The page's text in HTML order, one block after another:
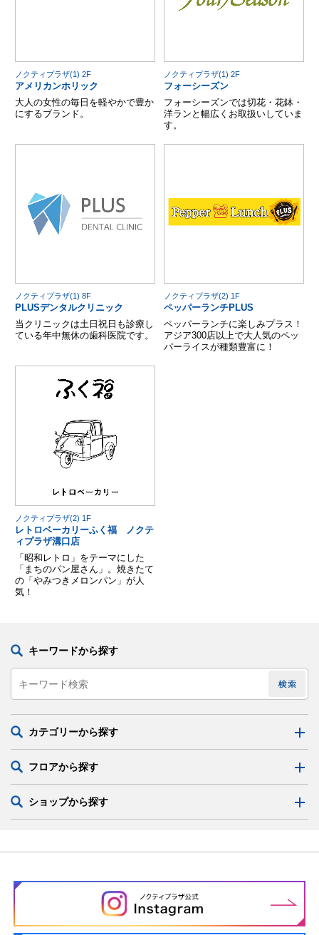
ノクティプラザ(1) 2F
アメリカンホリック
大人の女性の毎日を軽やかで豊か
にするブランド。
ノクティプラザ(1) 2F
フォーシーズン
フォーシーズンでは切花・花鉢・
洋ランと幅広くお取扱いしていま
す。
ノクティプラザ(1) 8F
PLUSデンタルクリニック
当クリニックは土日祝日も診療し
ている年中無休の歯科医院です。
ノクティプラザ(2) 1F
ペッパーランチPLUS
ペッパーランチに楽しみプラス！
アジア300店以上で大人気のペッ
パーライスが種類豊富に！
ノクティプラザ(2) 1F
レトロベーカリーふく福 ノクテ
ィプラザ溝口店
「昭和レトロ」をテーマにした
「まちのパン屋さん」。焼きたて
の「やみつきメロンパン」が人
気！
キーワードから探す
カテゴリーから探す
フロアから探す
ショップから探す